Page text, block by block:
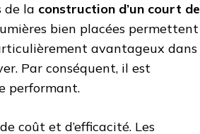
de la construction d’un court de
bien placées permettent
avantageux dans
Par conséquent, il est
performant.
coût et d’efficacité. Les